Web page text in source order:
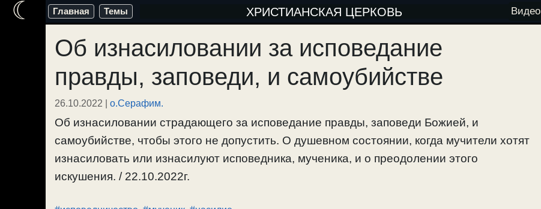
Перейти
содержимому
Главная Темы ХРИСТИАНСКАЯ ЦЕРКОВЬ Видео
Об изнасиловании за исповедание
правды, заповеди, и самоубийстве
26.10.2022 | о.Серафим.
Об изнасиловании страдающего за исповедание правды, заповеди Божией, и
самоубийстве, чтобы этого не допустить. О душевном состоянии, когда мучители хотят
изнасиловать или изнасилуют исповедника, мученика, и о преодолении этого
искушения. / 22.10.2022г.
☾